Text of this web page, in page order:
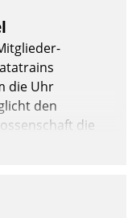
die Uhr
den
die
oder PC.